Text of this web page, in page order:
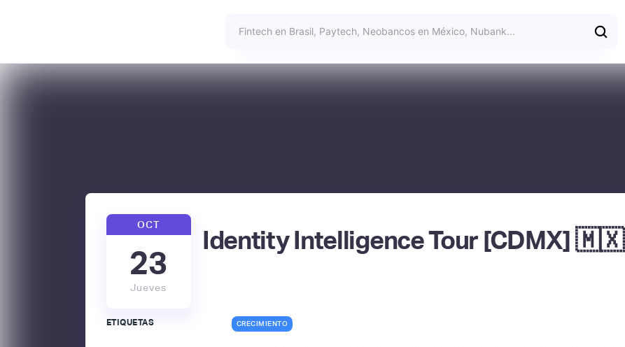
OCT
23
Jueves
Identity Intelligence Tour [CDMX] 🇲🇽
ETIQUETAS CRECIMIENTO